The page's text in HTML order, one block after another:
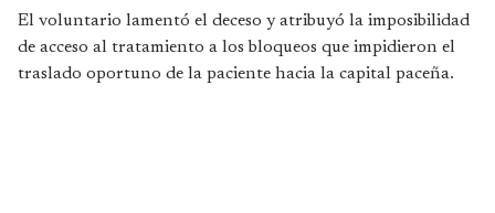
El voluntario lamentó el deceso y atribuyó la imposibilidad
de acceso al tratamiento a los bloqueos que impidieron el
traslado oportuno de la paciente hacia la capital paceña.